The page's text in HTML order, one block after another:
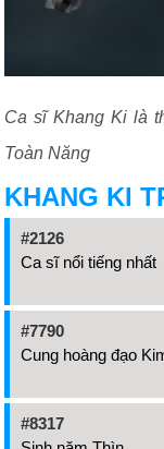
Ca sĩ Khang Ki là
Toàn Năng
KHANG KI
#2126
Ca sĩ nổi tiếng nhất
#7790
Cung hoàng đạo
#8317